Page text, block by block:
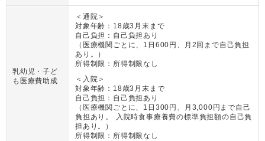
乳幼児・子ど
も医療費助成
＜通院＞
対象年齢： 18歳3月末まで
自己負担： 自己負担あり
（ 医療機関ごとに、1日600円、月2回まで自己負担
あり。
）
所得制限： 所得制限なし
＜入院＞
対象年齢： 18歳3月末まで
自己負担： 自己負担あり
（ 医療機関ごとに、1日300円、月3,000円まで自己
負担あり。 入院時食事療養費の標準負担額の自己負
担あり。
）
所得制限： 所得制限なし